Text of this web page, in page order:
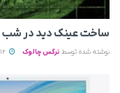
ساخت عینک دید در شب
نوشته شده توسط نرگس چالوک